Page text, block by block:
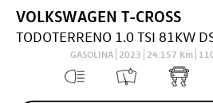
VOLKSWAGEN T-CROSS
TODOTERRENO 1.0 TSI 81KW
GASOLINA 2023 24.157 Km